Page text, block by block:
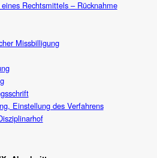
Rechtsmittels – Rücknahme
Missbilligung
Einstellung des Verfahrens